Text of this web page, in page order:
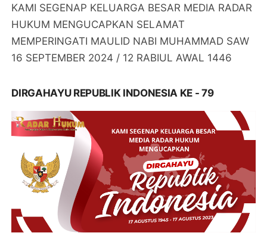
KAMI SEGENAP KELUARGA BESAR MEDIA RADAR
HUKUM MENGUCAPKAN SELAMAT
MEMPERINGATI MAULID NABI MUHAMMAD SAW
16 SEPTEMBER 2024 / 12 RABIUL AWAL 1446
DIRGAHAYU REPUBLIK INDONESIA KE - 79